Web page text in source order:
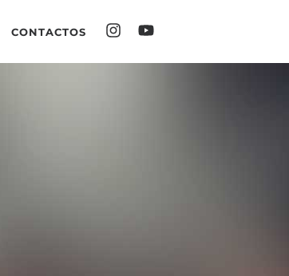
CONTACTOS